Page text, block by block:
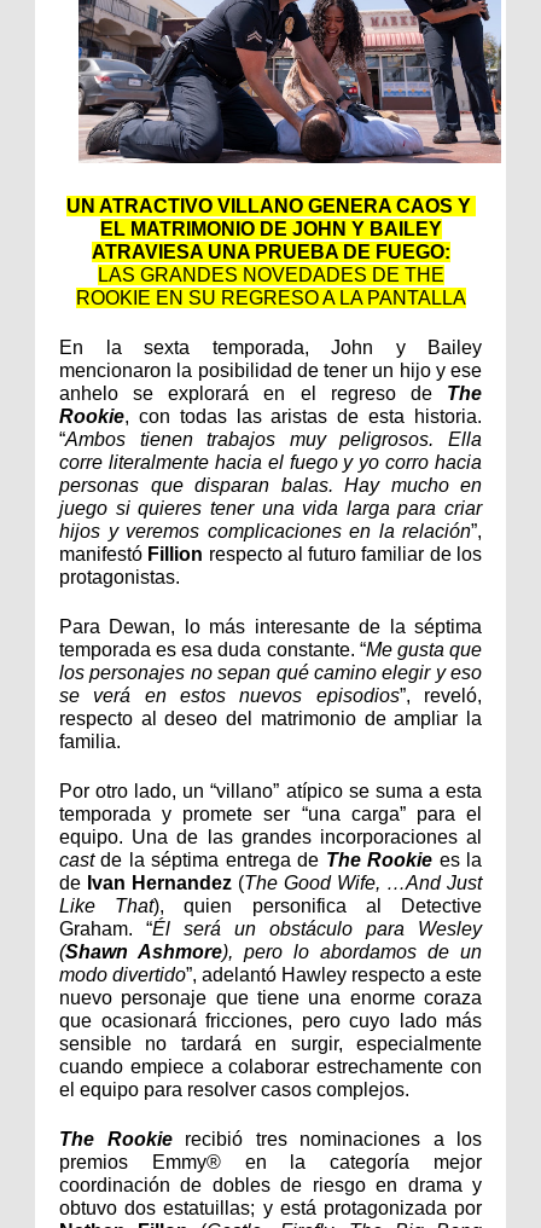
UN ATRACTIVO VILLANO GENERA CAOS Y
EL MATRIMONIO DE JOHN Y BAILEY
ATRAVIESA UNA PRUEBA DE FUEGO:
LAS GRANDES NOVEDADES DE THE
ROOKIE EN SU REGRESO A LA PANTALLA
En la sexta temporada, John y Bailey
mencionaron la posibilidad de tener un hijo y ese
anhelo se explorará en el regreso de The
Rookie, con todas las aristas de esta historia.
“Ambos tienen trabajos muy peligrosos. Ella
corre literalmente hacia el fuego y yo corro hacia
personas que disparan balas. Hay mucho en
juego si quieres tener una vida larga para criar
hijos y veremos complicaciones en la relación”,
manifestó Fillion respecto al futuro familiar de los
protagonistas.
Para Dewan, lo más interesante de la séptima
temporada es esa duda constante. “Me gusta que
los personajes no sepan qué camino elegir y eso
se verá en estos nuevos episodios”, reveló,
respecto al deseo del matrimonio de ampliar la
familia.
Por otro lado, un “villano” atípico se suma a esta
temporada y promete ser “una carga” para el
equipo. Una de las grandes incorporaciones al
castde la séptima entrega de The Rookie es la
de Ivan Hernandez (The Good Wife, …And Just
Like That), quien personifica al Detective
Graham. “Él será un obstáculo para Wesley
(Shawn Ashmore), pero lo abordamos de un
modo divertido”, adelantó Hawley respecto a este
nuevo personaje que tiene una enorme coraza
que ocasionará fricciones, pero cuyo lado más
sensible no tardará en surgir, especialmente
cuando empiece a colaborar estrechamente con
el equipo para resolver casos complejos.
The Rookie recibió tres nominaciones a los
premios Emmy® en la categoría mejor
coordinación de dobles de riesgo en drama y
obtuvo dos estatuillas; y está protagonizada por